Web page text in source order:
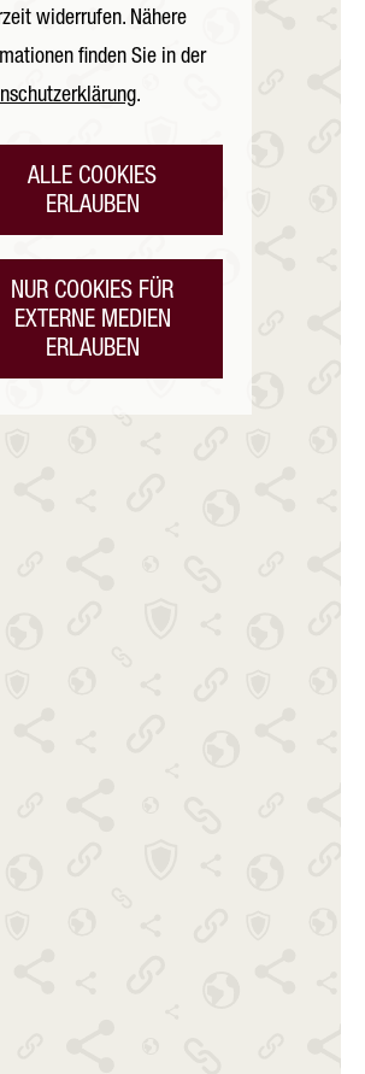
widerrufen. Nähere
finden Sie in der
.
ALLE COOKIES
ERLAUBEN
NUR COOKIES FÜR
EXTERNE MEDIEN
ERLAUBEN